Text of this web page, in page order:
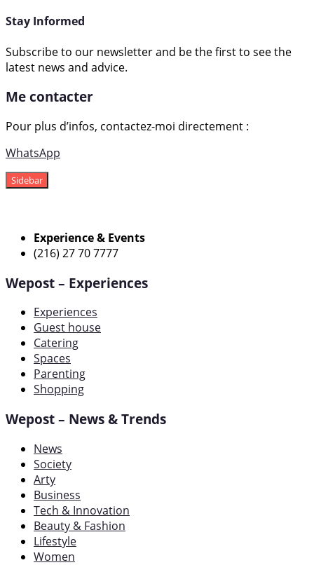
Stay Informed
Subscribe to our newsletter and be the first to see the
latest news and advice.
Me contacter
Pour plus d’infos, contactez-moi directement :
WhatsApp
Sidebar
Experience & Events
(216) 27 70 7777
Wepost – Experiences
Experiences
Guest house
Catering
Spaces
Parenting
Shopping
Wepost – News & Trends
News
Society
Arty
Business
Tech & Innovation
Beauty & Fashion
Lifestyle
Women